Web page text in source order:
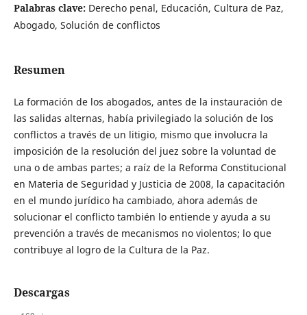
Palabras clave: Derecho penal, Educación, Cultura de Paz,
Abogado, Solución de conflictos
Resumen
La formación de los abogados, antes de la instauración de
las salidas alternas, había privilegiado la solución de los
conflictos a través de un litigio, mismo que involucra la
imposición de la resolución del juez sobre la voluntad de
una o de ambas partes; a raíz de la Reforma Constitucional
en Materia de Seguridad y Justicia de 2008, la capacitación
en el mundo jurídico ha cambiado, ahora además de
solucionar el conflicto también lo entiende y ayuda a su
prevención a través de mecanismos no violentos; lo que
contribuye al logro de la Cultura de la Paz.
Descargas